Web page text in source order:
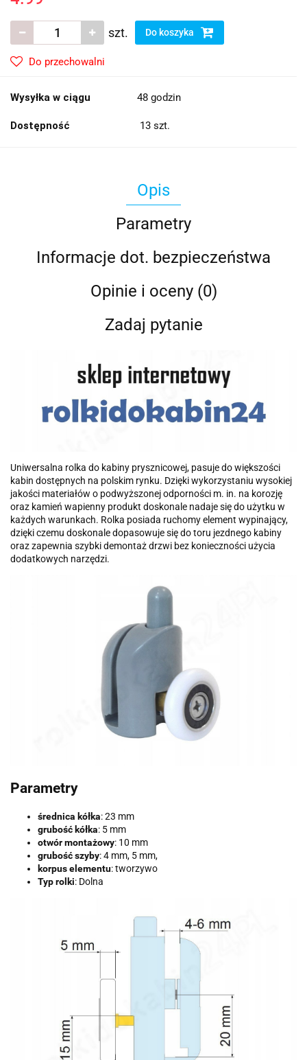
szt. Do koszyka
Do przechowalni
Wysyłka w ciągu 48 godzin
Dostępność 13 szt.
Opis
Parametry
Informacje dot. bezpieczeństwa
Opinie i oceny (0)
Zadaj pytanie
Uniwersalna rolka do kabiny prysznicowej, pasuje do większości
kabin dostępnych na polskim rynku. Dzięki wykorzystaniu wysokiej
jakości materiałów o podwyższonej odporności m. in. na korozję
oraz kamień wapienny produkt doskonale nadaje się do użytku w
każdych warunkach. Rolka posiada ruchomy element wypinający,
dzięki czemu doskonale dopasowuje się do toru jezdnego kabiny
oraz zapewnia szybki demontaż drzwi bez konieczności użycia
dodatkowych narzędzi.
Parametry
średnica kółka: 23 mm
grubość kółka: 5 mm
otwór montażowy: 10 mm
grubość szyby: 4 mm, 5 mm,
korpus elementu: tworzywo
Typ rolki: Dolna